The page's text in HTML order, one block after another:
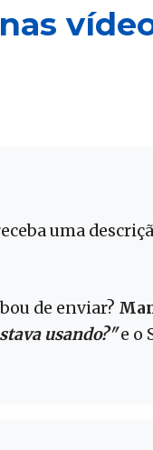
uma
de enviar?
usando?"e o